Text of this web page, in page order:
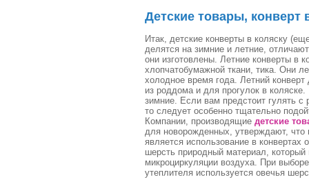
Детские товары, конверт
Итак, детские конверты в коляску
делятся на зимние и летние,
они изготовлены. Летние конверты в
хлопчатобумажной ткани, тика. Они
холодное время года. Летний
из роддома и для прогулок в
зимние. Если вам предстоит гулять
то следует особенно тщательно
Компании, производящие детские
для новорожденных, утверждают,
является использование в конвертах
шерсть природный материал,
микроциркуляции воздуха. При
утеплителя используется овечья